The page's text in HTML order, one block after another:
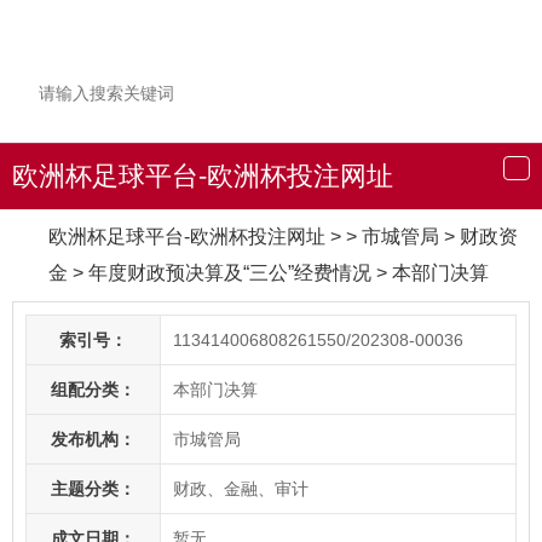
导
航
欧洲杯足球平台-欧洲杯投注网址
欧洲杯足球平台-欧洲杯投注网址 > > 市城管局 > 财政资
金 > 年度财政预决算及“三公”经费情况 > 本部门决算
索引号： 113414006808261550/202308-00036
组配分类： 本部门决算
发布机构： 市城管局
主题分类： 财政、金融、审计